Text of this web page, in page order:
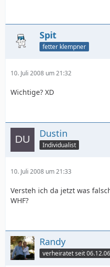
Spit
fetter klempner
10. Juli 2008 um 21:32
Wichtige? XD
Dustin
Individualist
10. Juli 2008 um 21:33
Versteh ich da jetzt was
WHF?
Randy
verheiratet seit 06.12.06